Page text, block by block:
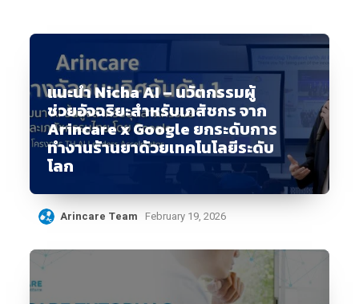
แนะนำ Nicha AI – นวัตกรรมผู้
ช่วยอัจฉริยะสำหรับเภสัชกร จาก
Arincare x Google ยกระดับการ
ทำงานร้านยาด้วยเทคโนโลยีระดับ
โลก
Arincare Team February 19, 2026